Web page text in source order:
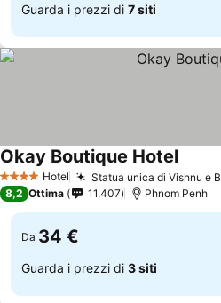
Guarda i prezzi di 7 siti
4 Stelle Hotel Statua unica di Vishnu e
Okay Boutique Hotel
8,2 Ottima 11.407 Phnom Penh
Da 34 €
Guarda i prezzi di 3 siti